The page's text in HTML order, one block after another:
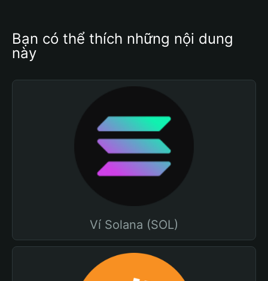
Bạn có thể thích những nội dung
này
Ví Solana (SOL)